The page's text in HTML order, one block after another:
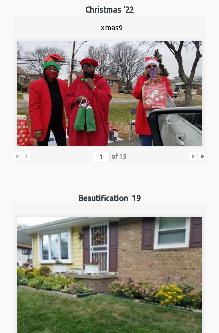
Christmas '22
xmas9
« ‹ of 15 › »
Beautification '19